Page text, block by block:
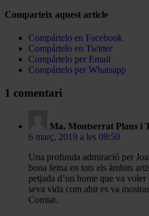
Comparteix aquest article
Compártelo en Facebook
Compártelo en Twitter
Compártelo per Email
Compártelo per Whatsapp
1 comentari
Ma. Montserrat Plans i
6 març, 2019 a les 09:50
Una profunda admiració per
bona feina en tots els àmbits
petjada d’un home que va
seva vida com ahir es va
Comiat.